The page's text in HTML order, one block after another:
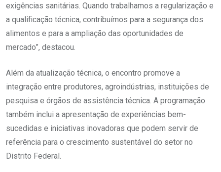
exigências sanitárias. Quando trabalhamos a regularização e
a qualificação técnica, contribuímos para a segurança dos
alimentos e para a ampliação das oportunidades de
mercado”, destacou.
Além da atualização técnica, o encontro promove a
integração entre produtores, agroindústrias, instituições de
pesquisa e órgãos de assistência técnica. A programação
também inclui a apresentação de experiências bem-
sucedidas e iniciativas inovadoras que podem servir de
referência para o crescimento sustentável do setor no
Distrito Federal.